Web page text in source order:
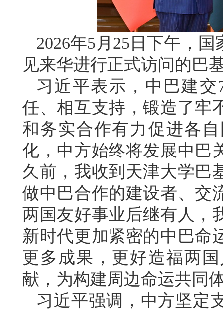
2026年5月25日下午，
见来华进行正式访问的巴
习近平表示，中巴建
任、相互支持，锻造了牢
和务实合作有力促进各
化，中方始终将发展中巴
久前，我收到天津大学巴
做中巴合作的建设者、交
两国友好事业后继有人，
新时代更加紧密的中巴命
更多成果，更好造福两
献，为构建周边命运共同
习近平强调，中方坚定